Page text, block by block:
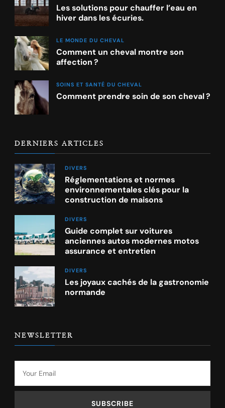
Les solutions pour chauffer l’eau en
hiver dans les écuries.
LE MONDE DU CHEVAL
Comment un cheval montre son
affection ?
SOINS ET SANTÉ DU CHEVAL
Comment prendre soin de son cheval ?
DERNIERS ARTICLES
DIVERS
Réglementations et normes
environnementales clés pour la
construction de maisons
DIVERS
Guide complet sur voitures
anciennes autos modernes motos
assurance et entretien
DIVERS
Les joyaux cachés de la gastronomie
normande
NEWSLETTER